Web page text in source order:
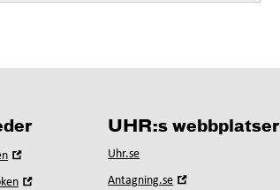
nytt
UHR:s webbplatser
Uhr.se
Antagning.se